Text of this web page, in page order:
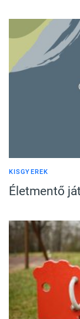
KISGYEREK
Életmentő